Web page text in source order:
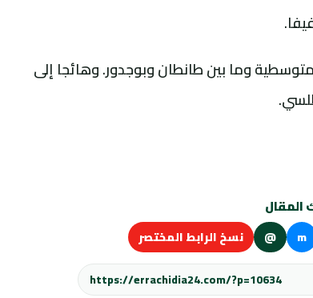
وما بين طانطان وبوجدور. وهائجا إلى
المقال
m
@ نسخ الرابط المختصر